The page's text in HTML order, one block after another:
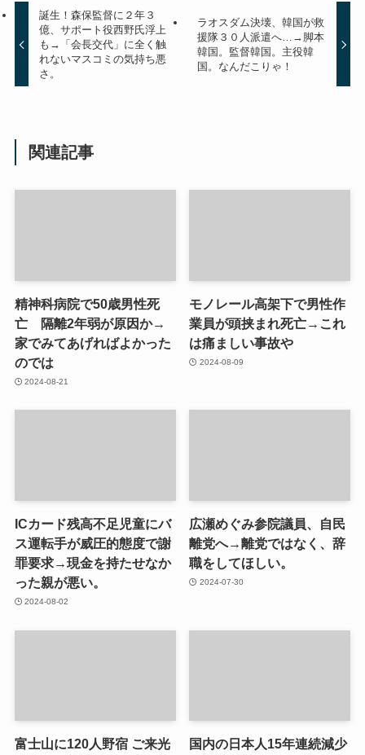
誕生！森保監督に２年３
億、サポート役西野氏浮上
も→「会長交代」に全く触
れないマスコミの気持ち悪
さ。
ラオスダム決壊、韓国が救
援隊３０人派遣へ…→脚本
韓国。監督韓国。主役韓
国。なんだこりゃ！
関連記事
精神科病院で50歳男性死
亡 隔離2年弱が原因か→
家でみてあげればよかった
のでは
2024-08-21
モノレール高架下で男性作
業員が頭挟まれ死亡→これ
は痛ましい事故や
2024-08-09
ICカード残高不足児童にバ
ス運転手が威圧的態度で謝
罪要求→現金を持たせなか
った親が悪い。
2024-08-02
広瀬めぐみ参院議員、自民
離党へ→離党ではなく、辞
職をしてほしい。
2024-07-30
富士山に120人野宿 ご来光
国内の日本人15年連続減少